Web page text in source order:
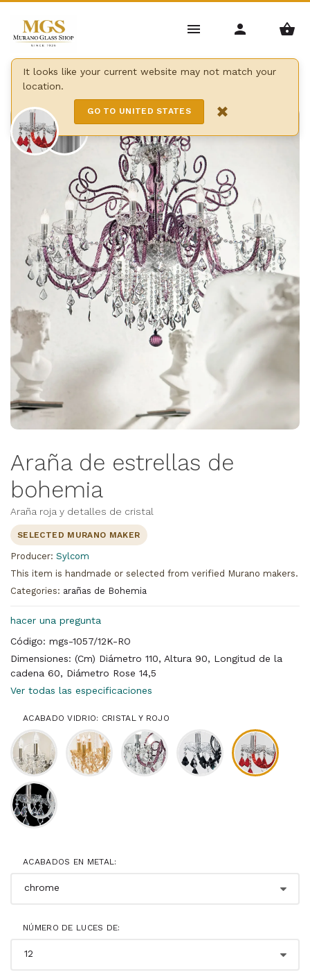
It looks like your current website may not match your
location.
GO TO UNITED STATES ×
Home / Candelabros / arañas de Bohemia /
Araña de estrellas de bohemia
Araña de estrellas de
bohemia
Araña roja y detalles de cristal
SELECTED MURANO MAKER
Producer: Sylcom
This item is handmade or selected from verified Murano makers.
Categories: arañas de Bohemia
hacer una pregunta
Código: mgs-1057/12K-RO
Dimensiones: (Cm) Diámetro 110, Altura 90, Longitud de la
cadena 60, Diámetro Rose 14,5
Ver todas las especificaciones
ACABADO VIDRIO: CRISTAL Y ROJO
ACABADOS EN METAL:
NÚMERO DE LUCES DE: